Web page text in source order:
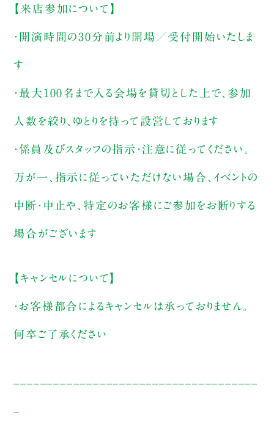
【来店参加について】
・開演時間の30分前より開場／受付開始いたしま
す
・最大100名まで入る会場を貸切とした上で、参加
人数を絞り、ゆとりを持って設営しております
・係員及びスタッフの指示・注意に従ってください。
万が一、指示に従っていただけない場合、イベントの
中断・中止や、特定のお客様にご参加をお断りする
場合がございます
【キャンセルについて】
・お客様都合によるキャンセルは承っておりません。
何卒ご了承ください